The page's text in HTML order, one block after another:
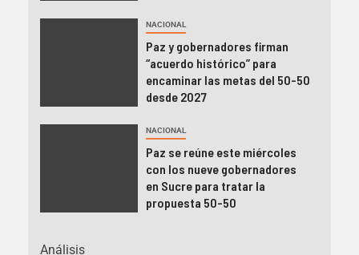
NACIONAL
Paz y gobernadores firman
“acuerdo histórico” para
encaminar las metas del 50-50
desde 2027
NACIONAL
Paz se reúne este miércoles
con los nueve gobernadores
en Sucre para tratar la
propuesta 50-50
Análisis